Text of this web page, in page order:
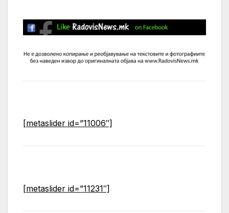
[metaslider id=”11006″]
[metaslider id=”11231″]